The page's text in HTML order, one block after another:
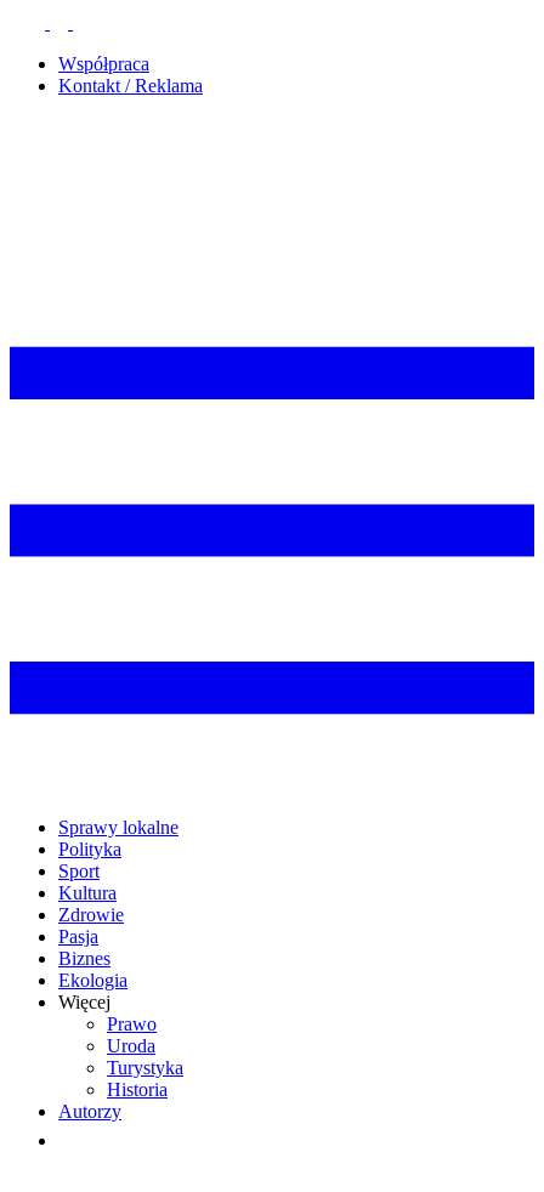
Współpraca
Kontakt / Reklama
Sprawy lokalne
Polityka
Sport
Kultura
Zdrowie
Pasja
Biznes
Ekologia
Więcej
Prawo
Uroda
Turystyka
Historia
Autorzy